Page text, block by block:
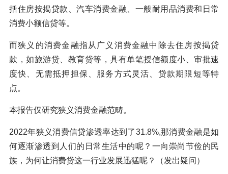
括住房按揭贷款、汽车消费金融、一般耐用品消费和日常
消费小额信贷等。
而狭义的消费金融指从广义消费金融中除去住房按揭贷
款，如旅游贷、教育贷等，具有单笔授信额度小、审批速
度快、无需抵押担保、服务方式灵活、贷款期限短等特
点。
本报告仅研究狭义消费金融范畴。
2022年狭义消费信贷渗透率达到了31.8%,那消费金融是如
何逐渐渗透到人们的日常生活中的呢？一向崇尚节俭的民
族，为何让消费贷这一行业发展迅猛呢？（发出疑问）